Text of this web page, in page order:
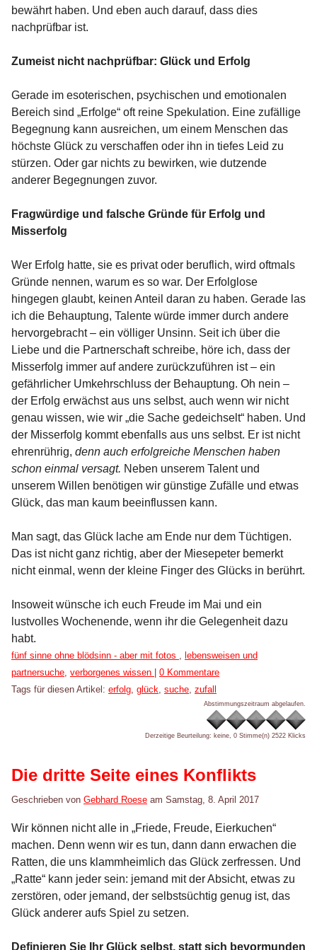
bewährt haben. Und eben auch darauf, dass dies
nachprüfbar ist.
Zumeist nicht nachprüfbar: Glück und Erfolg
Gerade im esoterischen, psychischen und emotionalen
Bereich sind „Erfolge“ oft reine Spekulation. Eine zufällige
Begegnung kann ausreichen, um einem Menschen das
höchste Glück zu verschaffen oder ihn in tiefes Leid zu
stürzen. Oder gar nichts zu bewirken, wie dutzende
anderer Begegnungen zuvor.
Fragwürdige und falsche Gründe für Erfolg und
Misserfolg
Wer Erfolg hatte, sie es privat oder beruflich, wird oftmals
Gründe nennen, warum es so war. Der Erfolglose
hingegen glaubt, keinen Anteil daran zu haben. Gerade las
ich die Behauptung, Talente würde immer durch andere
hervorgebracht – ein völliger Unsinn. Seit ich über die
Liebe und die Partnerschaft schreibe, höre ich, dass der
Misserfolg immer auf andere zurückzuführen ist – ein
gefährlicher Umkehrschluss der Behauptung. Oh nein –
der Erfolg erwächst aus uns selbst, auch wenn wir nicht
genau wissen, wie wir „die Sache gedeichselt“ haben. Und
der Misserfolg kommt ebenfalls aus uns selbst. Er ist nicht
ehrenrührig, denn auch erfolgreiche Menschen haben
schon einmal versagt. Neben unserem Talent und
unserem Willen benötigen wir günstige Zufälle und etwas
Glück, das man kaum beeinflussen kann.
Man sagt, das Glück lache am Ende nur dem Tüchtigen.
Das ist nicht ganz richtig, aber der Miesepeter bemerkt
nicht einmal, wenn der kleine Finger des Glücks in berührt.
Insoweit wünsche ich euch Freude im Mai und ein
lustvolles Wochenende, wenn ihr die Gelegenheit dazu
habt.
Kategorien:
fünf sinne ohne blödsinn - aber mit fotos
lebensweisen und
partnersuche verborgenes wissen
0 Kommentare
Tags für diesen Artikel: erfolg glück suche zufall
Abstimmungszeitraum abgelaufen.
Derzeitige Beurteilung: keine, 0 Stimme(n) 2522 Klicks
Die dritte Seite eines Konflikts
Geschrieben von Gebhard Roese am Samstag, 8. April 2017
Wir können nicht alle in „Friede, Freude, Eierkuchen“
machen. Denn wenn wir es tun, dann dann erwachen die
Ratten, die uns klammheimlich das Glück zerfressen. Und
„Ratte“ kann jeder sein: jemand mit der Absicht, etwas zu
zerstören, oder jemand, der selbstsüchtig genug ist, das
Glück anderer aufs Spiel zu setzen.
Definieren Sie Ihr Glück selbst, statt sich bevormunden